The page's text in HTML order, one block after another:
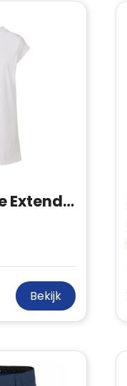
Ladies Turtle Extended Shoulder Dress
Bekijk